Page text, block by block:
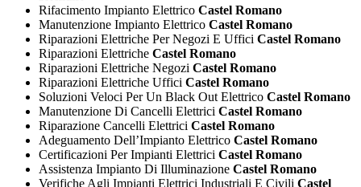
Rifacimento Impianto Elettrico Castel Romano
Manutenzione Impianto Elettrico Castel Romano
Riparazioni Elettriche Per Negozi E Uffici Castel Romano
Riparazioni Elettriche Castel Romano
Riparazioni Elettriche Negozi Castel Romano
Riparazioni Elettriche Uffici Castel Romano
Soluzioni Veloci Per Un Black Out Elettrico Castel Romano
Manutenzione Di Cancelli Elettrici Castel Romano
Riparazione Cancelli Elettrici Castel Romano
Adeguamento Dell’Impianto Elettrico Castel Romano
Certificazioni Per Impianti Elettrici Castel Romano
Assistenza Impianto Di Illuminazione Castel Romano
Verifiche Agli Impianti Elettrici Industriali E Civili Castel